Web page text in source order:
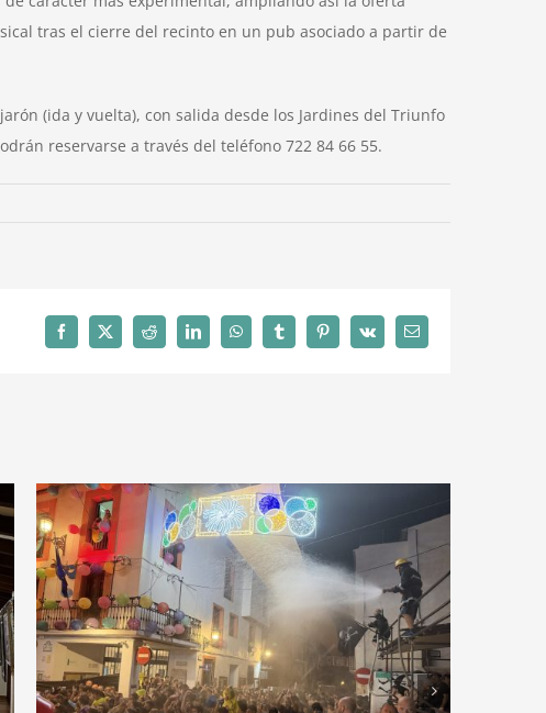
tras el cierre del recinto en un pub asociado a partir de
(ida y vuelta), con salida desde los Jardines del Triunfo
reservarse a través del teléfono 722 84 66 55.
Facebook
X Reddit LinkedInWhatsAppTumblrPinterest
Vk
Correo
electrónico